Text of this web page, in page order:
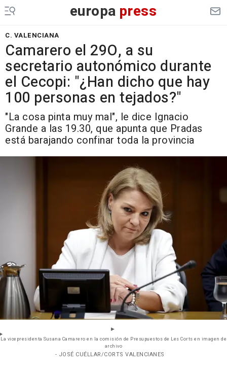
europa press
C. VALENCIANA
Camarero el 29O, a su
secretario autonómico durante
el Cecopi: "¿Han dicho que hay
100 personas en tejados?"
"La cosa pinta muy mal", le dice Ignacio
Grande a las 19.30, que apunta que Pradas
está barajando confinar toda la provincia
La vicepresidenta Susana Camarero en la comisión de Presupuestos de Les Corts en imagen de
archivo
- JOSÉ CUÉLLAR/CORTS VALENCIANES